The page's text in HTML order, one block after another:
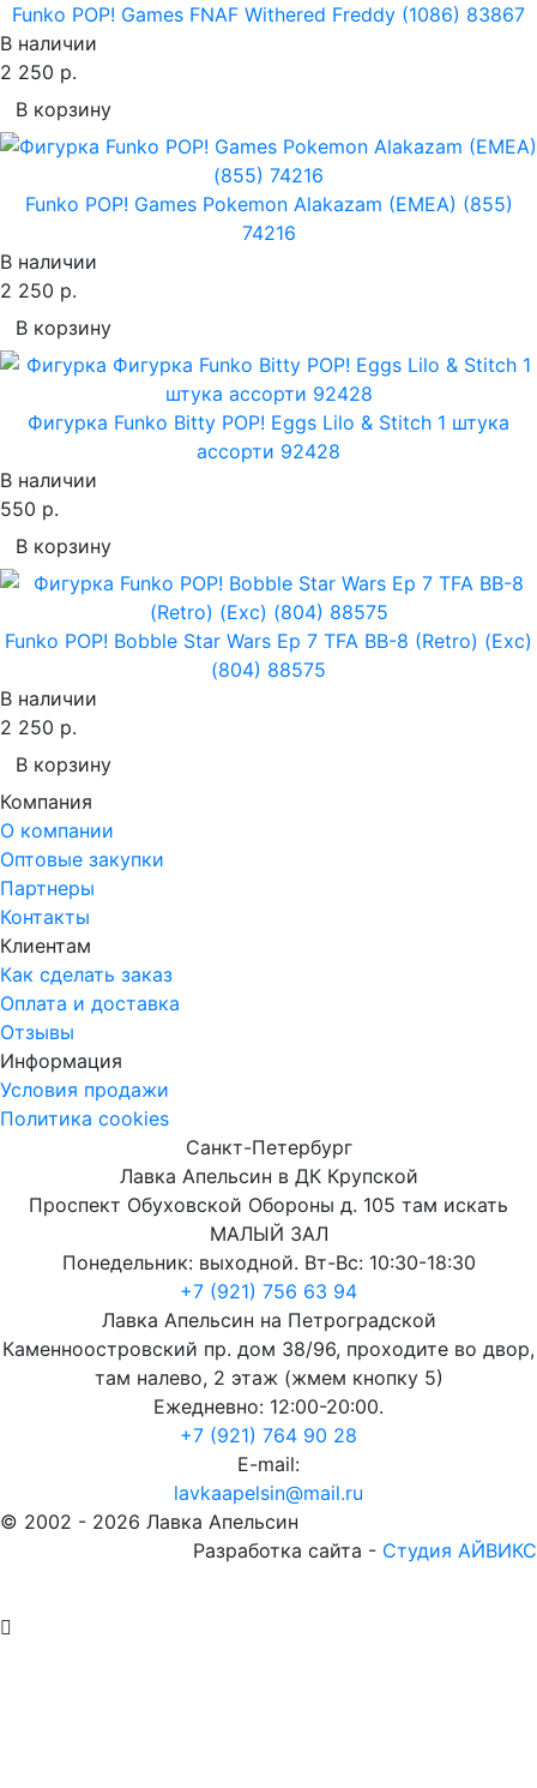
Funko POP! Games FNAF Withered Freddy (1086) 83867
В наличии
2 250 р.
В корзину
Funko POP! Games Pokemon Alakazam (EMEA) (855)
74216
В наличии
2 250 р.
В корзину
Фигурка Funko Bitty POP! Eggs Lilo & Stitch 1 штука
ассорти 92428
В наличии
550 р.
В корзину
Funko POP! Bobble Star Wars Ep 7 TFA BB-8 (Retro) (Exc)
(804) 88575
В наличии
2 250 р.
В корзину
Компания
О компании
Оптовые закупки
Партнеры
Контакты
Клиентам
Как сделать заказ
Оплата и доставка
Отзывы
Информация
Условия продажи
Политика cookies
Санкт-Петербург
Лавка Апельсин в ДК Крупской
Проспект Обуховской Обороны д. 105 там искать
МАЛЫЙ ЗАЛ
Понедельник: выходной. Вт-Вс: 10:30-18:30
+7 (921) 756 63 94
Лавка Апельсин на Петроградской
Каменноостровский пр. дом 38/96, проходите во двор,
там налево, 2 этаж (жмем кнопку 5)
Ежедневно: 12:00-20:00.
+7 (921) 764 90 28
E-mail:
lavkaapelsin@mail.ru
© 2002 - 2026 Лавка Апельсин
Разработка сайта - Студия АЙВИКС